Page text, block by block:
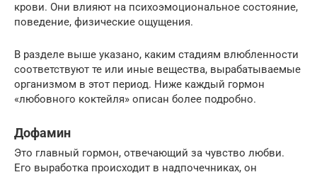
крови. Они влияют на психоэмоциональное состояние,
поведение, физические ощущения.
В разделе выше указано, каким стадиям влюбленности
соответствуют те или иные вещества, вырабатываемые
организмом в этот период. Ниже каждый гормон
«любовного коктейля» описан более подробно.
Дофамин
Это главный гормон, отвечающий за чувство любви.
Его выработка происходит в надпочечниках, он